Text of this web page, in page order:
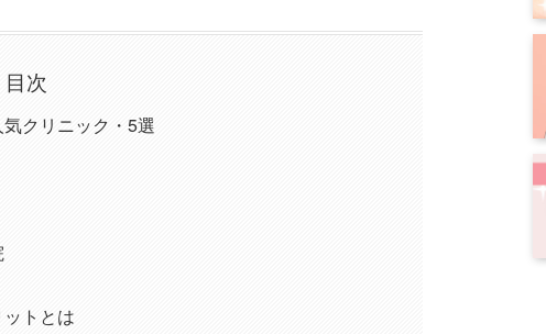
目次
クリニック・5選
トとは